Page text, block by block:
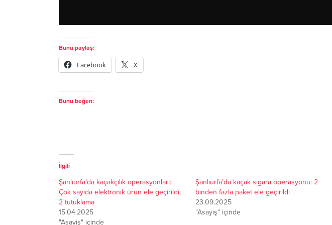
Bunu paylaş:
Facebook X
Bunu beğen:
İlgili
Şanlıurfa’da kaçakçılık operasyonları:
Çok sayıda elektronik ürün ele geçirildi,
2 tutuklama
15.04.2025
"Asayiş" içinde
Şanlıurfa’da kaçak sigara operasyonu: 2
binden fazla paket ele geçirildi
23.09.2025
"Asayiş" içinde